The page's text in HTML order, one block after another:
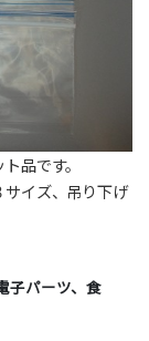
品です。
サイズ、吊り下げ
子パーツ、食